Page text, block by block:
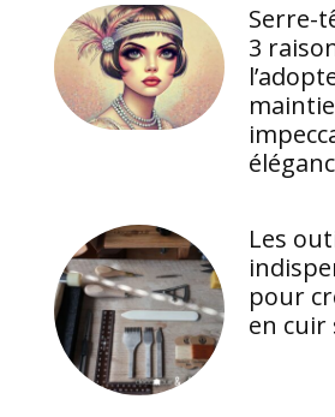
Serre-
3
Les
pour
en cuir